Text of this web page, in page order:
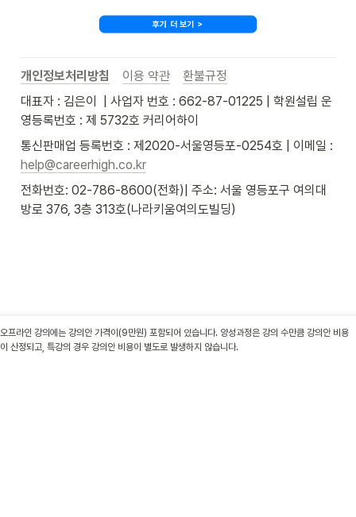
개인정보처리방침 이용 약관
환불규정
대표자 : 김은이  | 사업자 번호 : 662-87-01225 | 학원설립 운
영등록번호 : 제 5732호 커리어하이
help@careerhigh.co.kr
전화번호: 02-786-8600(전화)| 주소: 서울 영등포구 여의대
방로 376, 3층 313호(나라키움여의도빌딩)
오프라인 강의에는 강의안 가격이(9만원) 포함되어 있습니다. 양성과정은 강의 수만큼 강의안 비용
이 산정되고, 특강의 경우 강의안 비용이 별도로 발생하지 않습니다.